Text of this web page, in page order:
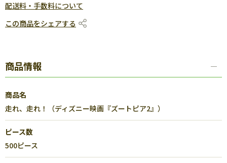
配送料・手数料について
この商品をシェアする
商品情報
商品名
走れ、走れ！（ディズニー映画『ズートピア2』）
ピース数
500ピース